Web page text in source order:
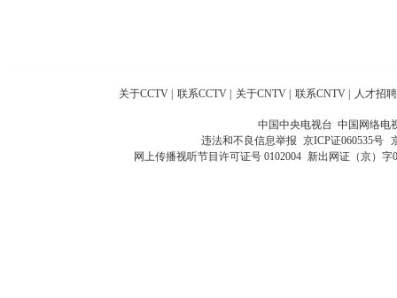
关于CCTV 联系CCTV 关于CNTV 联系CNTV 人才招聘
中国中央电视台 中国网络电
违法和不良信息举报 京ICP证060535号
网上传播视听节目许可证号 0102004 新出网证（京）